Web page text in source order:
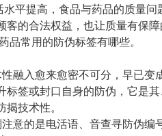
提高，食品与药品的质量问
的合法权益，也让质量有保
常用的防伪标签有哪些。
入愈来愈密不可分，早已变
签或封口自身的防伪，它是
技术性。
的是电活语、音查寻防伪编